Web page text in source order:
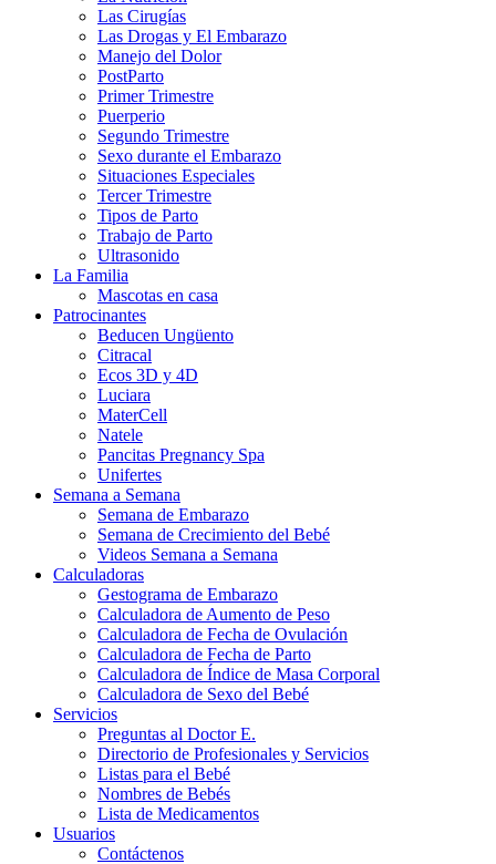
Las Cirugías
Las Drogas y El Embarazo
Manejo del Dolor
PostParto
Primer Trimestre
Puerperio
Segundo Trimestre
Sexo durante el Embarazo
Situaciones Especiales
Tercer Trimestre
Tipos de Parto
Trabajo de Parto
Ultrasonido
La Familia
Mascotas en casa
Patrocinantes
Beducen Ungüento
Citracal
Ecos 3D y 4D
Luciara
MaterCell
Natele
Pancitas Pregnancy Spa
Unifertes
Semana a Semana
Semana de Embarazo
Semana de Crecimiento del Bebé
Videos Semana a Semana
Calculadoras
Gestograma de Embarazo
Calculadora de Aumento de Peso
Calculadora de Fecha de Ovulación
Calculadora de Fecha de Parto
Calculadora de Índice de Masa Corporal
Calculadora de Sexo del Bebé
Servicios
Preguntas al Doctor E.
Directorio de Profesionales y Servicios
Listas para el Bebé
Nombres de Bebés
Lista de Medicamentos
Usuarios
Contáctenos